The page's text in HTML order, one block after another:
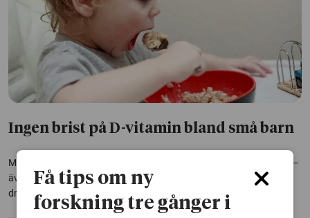
Ingen brist på D-vitamin bland små barn
Majoriteten av små barn i Sverige får i sig tillräckligt med D-vitamin –
även om intaget är för lågt hos vissa. Det framgår av en studie på
drygt 1800 barn i Sverige.
Få tips om ny
forskning tre gånger i